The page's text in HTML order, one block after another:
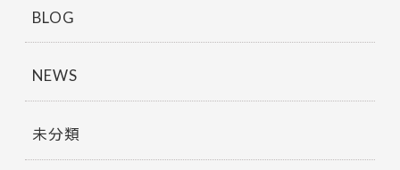
BLOG
NEWS
未分類